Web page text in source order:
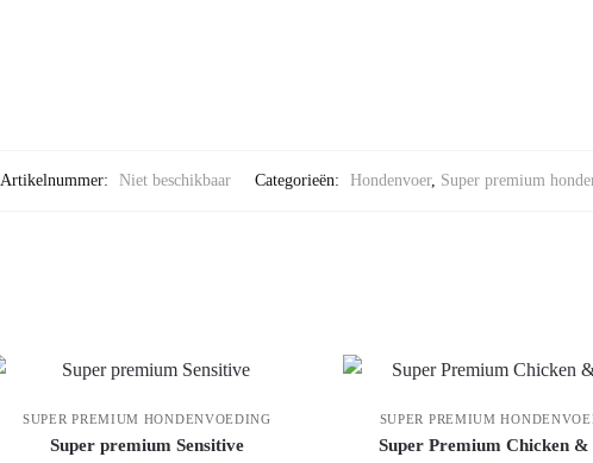
Artikelnummer: Niet beschikbaar Categorieën: Hondenvoer, Super premium
SUPER PREMIUM HONDENVOEDING
Super premium Sensitive
SUPER PREMIUM
Super Premium Chicken &